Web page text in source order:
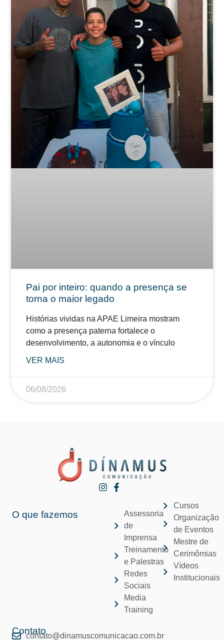
Pai por inteiro: quando a presença se
torna o maior legado
Histórias vividas na APAE Limeira mostram
como a presença paterna fortalece o
desenvolvimento, a autonomia e o vínculo
VER MAIS
06/08/2026
O que fazemos
Assessoria
de
Imprensa
Treinamento
e Palestras
Redes
Sociais
Media
Training
Cursos
Organização
de Eventos
Mestre de
Cerimômias
Vídeos
Institucionais
Contato
contato@dinamuscomunicacao.com.br